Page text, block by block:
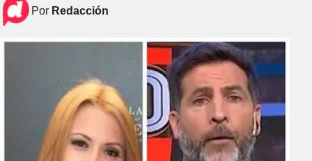
Por Redacción